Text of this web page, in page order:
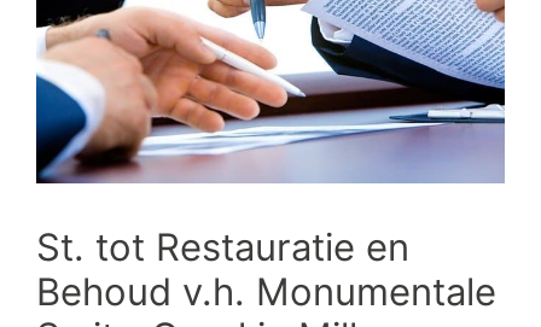
St. tot Restauratie en
Behoud v.h. Monumentale